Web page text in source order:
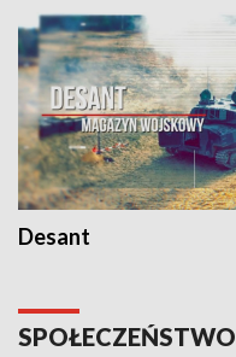
Desant
SPOŁECZEŃSTWO